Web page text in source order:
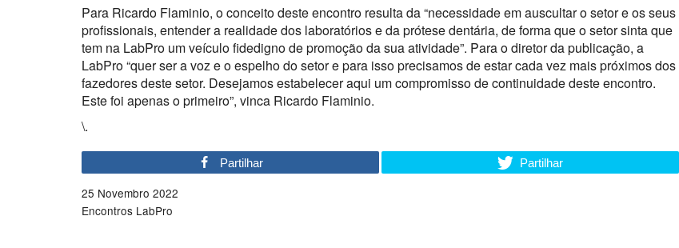
Para Ricardo Flaminio, o conceito deste encontro resulta da “necessidade em auscultar o setor e os seus
profissionais, entender a realidade dos laboratórios e da prótese dentária, de forma que o setor sinta que
tem na LabPro um veículo fidedigno de promoção da sua atividade”. Para o diretor da publicação, a
LabPro “quer ser a voz e o espelho do setor e para isso precisamos de estar cada vez mais próximos dos
fazedores deste setor. Desejamos estabelecer aqui um compromisso de continuidade deste encontro.
Este foi apenas o primeiro”, vinca Ricardo Flaminio.
\.
Partilhar Partilhar
25 Novembro 2022
Encontros LabPro